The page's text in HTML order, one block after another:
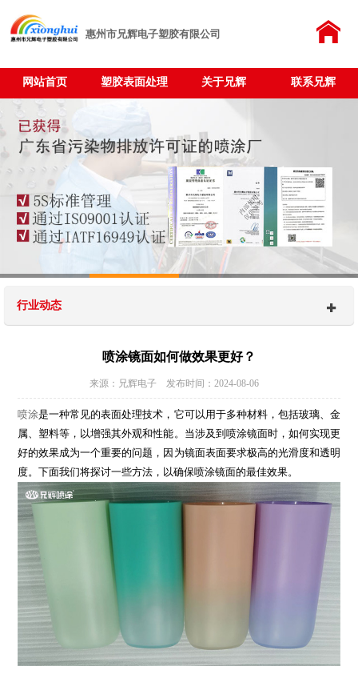
惠州市兄辉电子塑胶有限公司
网站首页 塑胶表面处理 关于兄辉 联系兄辉
行业动态
喷涂镜面如何做效果更好？
来源：兄辉电子 发布时间：2024-08-06
喷涂是一种常见的表面处理技术，它可以用于多种材料，包括玻璃、金
属、塑料等，以增强其外观和性能。当涉及到喷涂镜面时，如何实现更
好的效果成为一个重要的问题，因为镜面表面要求极高的光滑度和透明
度。下面我们将探讨一些方法，以确保喷涂镜面的最佳效果。